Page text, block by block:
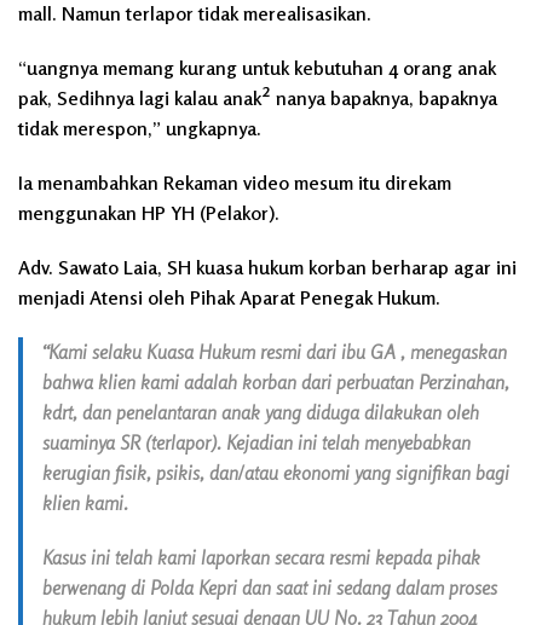
mall. Namun terlapor tidak merealisasikan.
“uangnya memang kurang untuk kebutuhan 4 orang anak
pak, Sedihnya lagi kalau anak² nanya bapaknya, bapaknya
tidak merespon,” ungkapnya.
Ia menambahkan Rekaman video mesum itu direkam
menggunakan HP YH (Pelakor).
Adv. Sawato Laia, SH kuasa hukum korban berharap agar ini
menjadi Atensi oleh Pihak Aparat Penegak Hukum.
“Kami selaku Kuasa Hukum resmi dari ibu GA , menegaskan
bahwa klien kami adalah korban dari perbuatan Perzinahan,
kdrt, dan penelantaran anak yang diduga dilakukan oleh
suaminya SR (terlapor). Kejadian ini telah menyebabkan
kerugian fisik, psikis, dan/atau ekonomi yang signifikan bagi
klien kami.
Kasus ini telah kami laporkan secara resmi kepada pihak
berwenang di Polda Kepri dan saat ini sedang dalam proses
hukum lebih lanjut sesuai dengan UU No. 23 Tahun 2004